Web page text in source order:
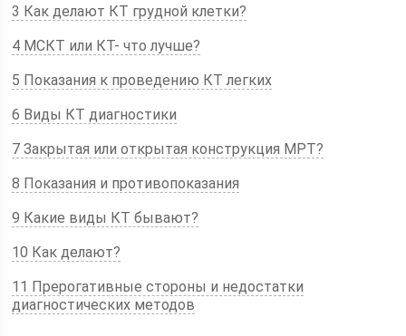
3 Как делают КТ грудной клетки?
4 МСКТ или КТ- что лучше?
5 Показания к проведению КТ легких
6 Виды КТ диагностики
7 Закрытая или открытая конструкция МРТ?
8 Показания и противопоказания
9 Какие виды КТ бывают?
10 Как делают?
11 Прерогативные стороны и недостатки
диагностических методов